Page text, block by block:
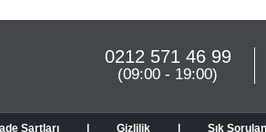
0212 571 46 99
(09:00 - 19:00)
Şartları Gizlilik Sık